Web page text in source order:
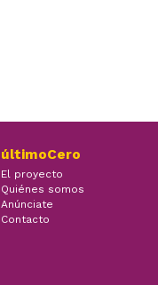
últimoCero
El proyecto
Quiénes somos
Anúnciate
Contacto